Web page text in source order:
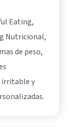
Eating,
Nutricional,
de peso,
y